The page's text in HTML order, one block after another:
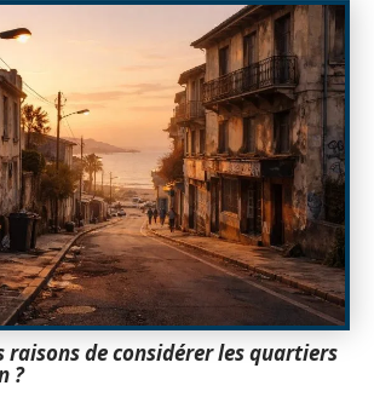
raisons de considérer les quartiers
?